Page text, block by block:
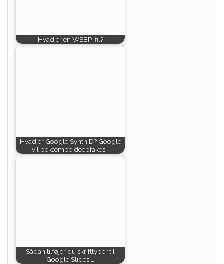
Hvad er en WEBP-fil?
Hvad er Google SynthID? Google
vil bekæmpe deepfakes…
Sådan tilføjer du skrifttyper til
Google Slides:…